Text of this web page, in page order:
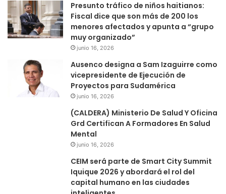
Presunto tráfico de niños haitianos:
Fiscal dice que son más de 200 los
menores afectados y apunta a “grupo
muy organizado”
junio 16, 2026
Ausenco designa a Sam Izaguirre como
vicepresidente de Ejecución de
Proyectos para Sudamérica
junio 16, 2026
(CALDERA) Ministerio De Salud Y Oficina
Grd Certifican A Formadores En Salud
Mental
junio 16, 2026
CEIM será parte de Smart City Summit
Iquique 2026 y abordará el rol del
capital humano en las ciudades